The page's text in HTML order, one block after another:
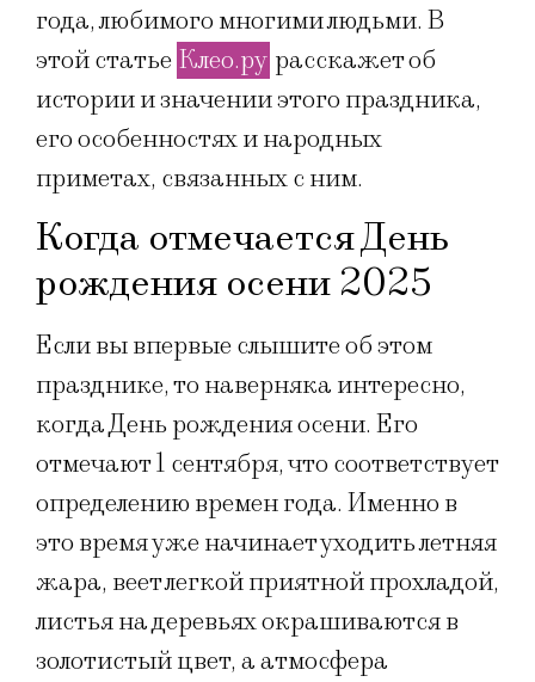
года, любимого многими людьми. В
этой статье Клео.ру расскажет об
истории и значении этого праздника,
его особенностях и народных
приметах, связанных с ним.
Когда отмечается День
рождения осени 2025
Если вы впервые слышите об этом
празднике, то наверняка интересно,
когда День рождения осени. Его
отмечают 1 сентября, что соответствует
определению времен года. Именно в
это время уже начинает уходить летняя
жара, веет легкой приятной прохладой,
листья на деревьях окрашиваются в
золотистый цвет, а атмосфера